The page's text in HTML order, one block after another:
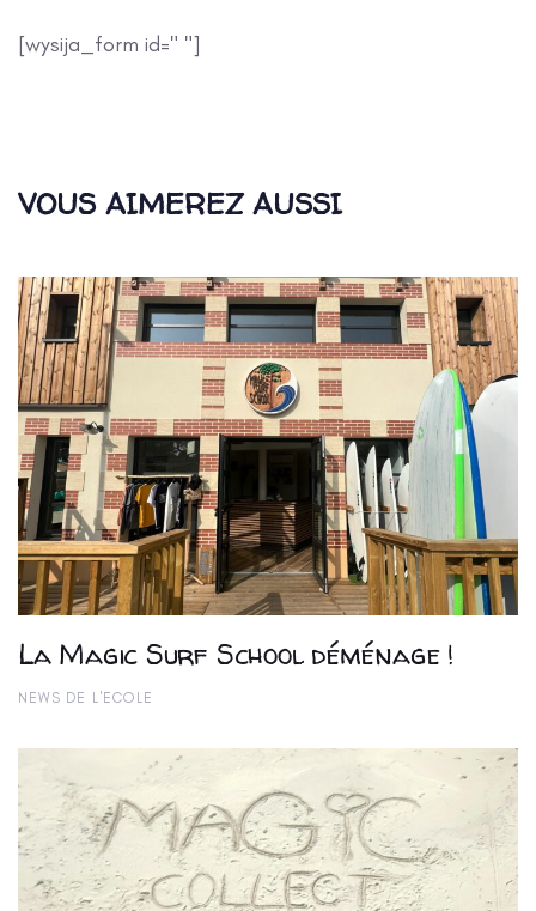
[wysija_form id=" "]
VOUS AIMEREZ AUSSI
La Magic Surf School déménage !
NEWS DE L'ECOLE